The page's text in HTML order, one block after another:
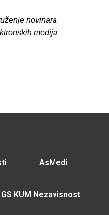
novinara
medija
AsMedi
GS KUM Nezavisnost